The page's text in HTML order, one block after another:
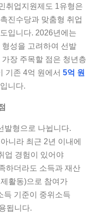
취업지원제도 1유형은
진수당과 맞춤형 취업
입니다. 2026년에는
성을 고려하여 선발
장 주목할 점은 청년층
기존 4억 원에서 5억 원
니다.
발형으로 나뉩니다.
니라 최근 2년 이내에
업 경험이 있어야
하더라도 소득과 재산
활동)으로 참여가
득 기준이 중위소득
됩니다.